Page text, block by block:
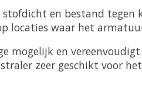
en bestand
locaties waar het
mogelijk en
zeer geschikt voor